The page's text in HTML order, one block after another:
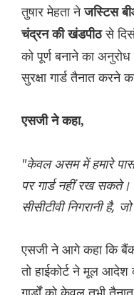
तुषार मेहता नेजस्टिस
चंद्रन की खंडपीठसे
को पूर्ण बनाने का
सुरक्षा गार्ड तैनात करने
एसजी ने कहा,
"केवल असम में हमारे
पर गार्ड नहीं रख सकते।
सीसीटीवी निगरानी है,
एसजी ने आगे कहा कि
तो हाईकोर्ट ने मूल आदेश